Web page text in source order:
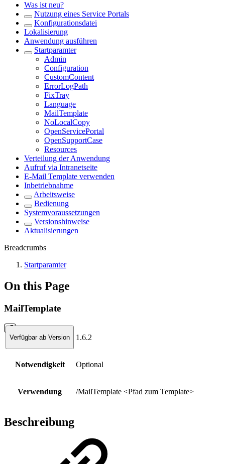
Was ist neu?
Nutzung eines Service Portals
Konfigurationsdatei
Lokalisierung
Anwendung ausführen
Startparamter
Admin
Configuration
CustomContent
ErrorLogPath
FixTray
Language
MailTemplate
NoLocalCopy
OpenServicePortal
OpenSupportCase
Resources
Verteilung der Anwendung
Aufruf via Intranetseite
E-Mail Template verwenden
Inbetriebnahme
Arbeitsweise
Bedienung
Systemvoraussetzungen
Versionshinweise
Aktualisierungen
Breadcrumbs
Startparamter
On this Page
MailTemplate
Verfügbar ab Version 1.6.2
Notwendigkeit Optional
Verwendung /MailTemplate <Pfad zum Template>
Beschreibung